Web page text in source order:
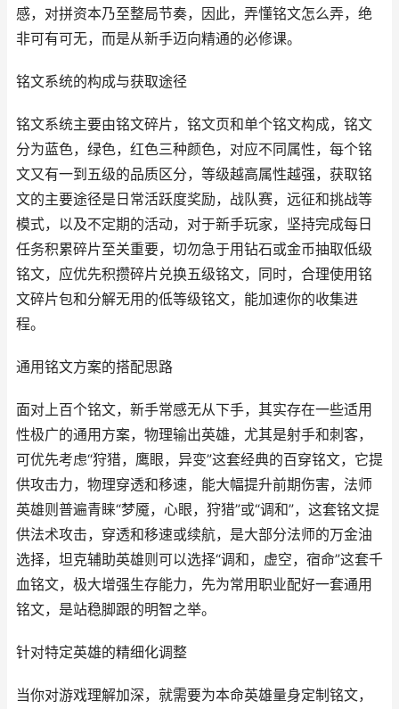
感，对拼资本乃至整局节奏，因此，弄懂铭文怎么弄，绝
非可有可无，而是从新手迈向精通的必修课。
铭文系统的构成与获取途径
铭文系统主要由铭文碎片，铭文页和单个铭文构成，铭文
分为蓝色，绿色，红色三种颜色，对应不同属性，每个铭
文又有一到五级的品质区分，等级越高属性越强，获取铭
文的主要途径是日常活跃度奖励，战队赛，远征和挑战等
模式，以及不定期的活动，对于新手玩家，坚持完成每日
任务积累碎片至关重要，切勿急于用钻石或金币抽取低级
铭文，应优先积攒碎片兑换五级铭文，同时，合理使用铭
文碎片包和分解无用的低等级铭文，能加速你的收集进
程。
通用铭文方案的搭配思路
面对上百个铭文，新手常感无从下手，其实存在一些适用
性极广的通用方案，物理输出英雄，尤其是射手和刺客，
可优先考虑“狩猎，鹰眼，异变”这套经典的百穿铭文，它提
供攻击力，物理穿透和移速，能大幅提升前期伤害，法师
英雄则普遍青睐“梦魇，心眼，狩猎”或“调和”，这套铭文提
供法术攻击，穿透和移速或续航，是大部分法师的万金油
选择，坦克辅助英雄则可以选择“调和，虚空，宿命”这套千
血铭文，极大增强生存能力，先为常用职业配好一套通用
铭文，是站稳脚跟的明智之举。
针对特定英雄的精细化调整
当你对游戏理解加深，就需要为本命英雄量身定制铭文，